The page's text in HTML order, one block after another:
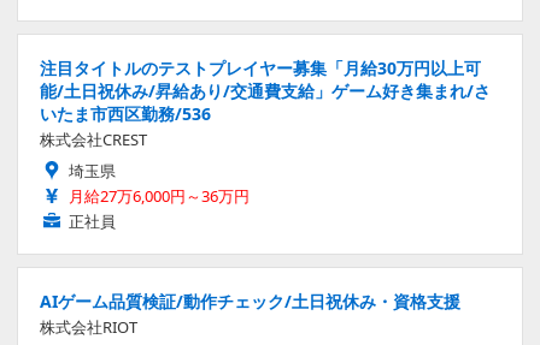
注目タイトルのテストプレイヤー募集「月給30万円以上可
能/土日祝休み/昇給あり/交通費支給」ゲーム好き集まれ/さ
いたま市西区勤務/536
株式会社CREST
埼玉県
月給27万6,000円～36万円
正社員
AIゲーム品質検証/動作チェック/土日祝休み・資格支援
株式会社RIOT